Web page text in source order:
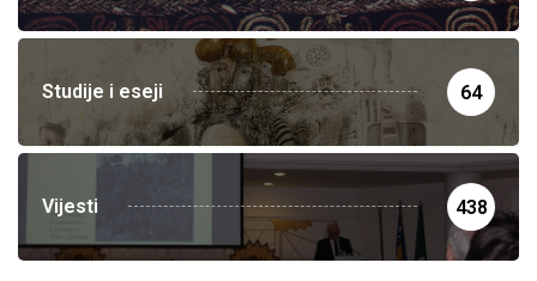
Studije i eseji 64
Vijesti 438